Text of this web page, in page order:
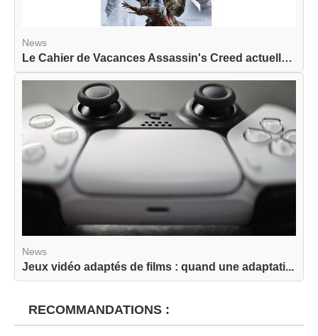
News
Le Cahier de Vacances Assassin's Creed actuellem...
News
Jeux vidéo adaptés de films : quand une adaptati...
RECOMMANDATIONS :